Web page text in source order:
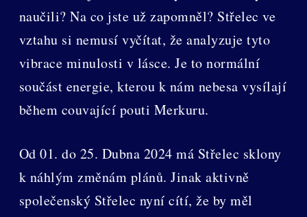
naučili? Na co jste už zapomněl? Střelec ve
vztahu si nemusí vyčítat, že analyzuje tyto
vibrace minulosti v lásce. Je to normální
součást energie, kterou k nám nebesa vysílají
během couvající pouti Merkuru.
Od 01. do 25. Dubna 2024 má Střelec sklony
k náhlým změnám plánů. Jinak aktivně
společenský Střelec nyní cítí, že by měl